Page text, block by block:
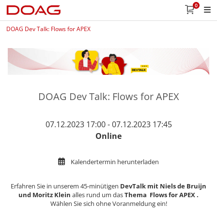
0
DOAG Dev Talk: Flows for APEX
DOAG Dev Talk: Flows for APEX
07.12.2023 17:00 - 07.12.2023 17:45
Online
Kalendertermin herunterladen
Erfahren Sie in unserem 45-minütigen DevTalk mit Niels de Bruijn
und Moritz Klein alles rund um dasThema Flows for APEX​​​​​​​.
Wählen Sie sich ohne Voranmeldung ein!